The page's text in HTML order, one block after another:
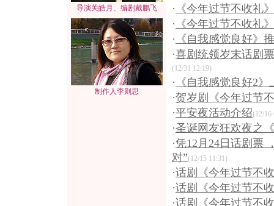
导演关皓月、编剧戴鹏飞
制作人李则思
· 《今年过节不收礼
· 《今年过节不收礼
· 《自我感觉良好》
·喜剧统领岁末话剧
(12/31 12:19)
· 《自我感觉良好2
·贺岁剧《今年过节
·平安夜活动介绍(12/16
·圣诞网友狂欢夜之
·凭12月24日话剧票
对”(12/15 11:31)
·话剧《今年过节不
·话剧《今年过节不
·话剧《今年过节不